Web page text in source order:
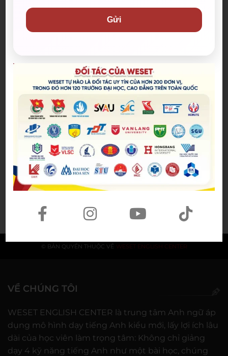
The Odyssey lập kỷ lục doanh
thu mở màn trong sự nghiệp
22/07/2026
WE SHARE: Ước mơ lớn từ một
góc học tập nhỏ của nữ sinh
Nguyễn Thảo Trang
Người phụ nữ giữ trọn lời hẹn
gần 60 năm được công nhận là
vợ liệt sĩ
© BẢN QUYỀN THUỘC VỀ WESET ENGLISH CENTER
VỀ CHÚNG TÔI
WESET ENGLISH CENTER là trung tâm Anh ngữ áp
dụng mô hình dạy tiếng Anh kiểu mới, lấy lợi ích lâu
dài của học viên làm trọng tâm: Không chỉ giảng
dạy 4 kỹ năng tiếng Anh như một bài học, chúng
Gửi